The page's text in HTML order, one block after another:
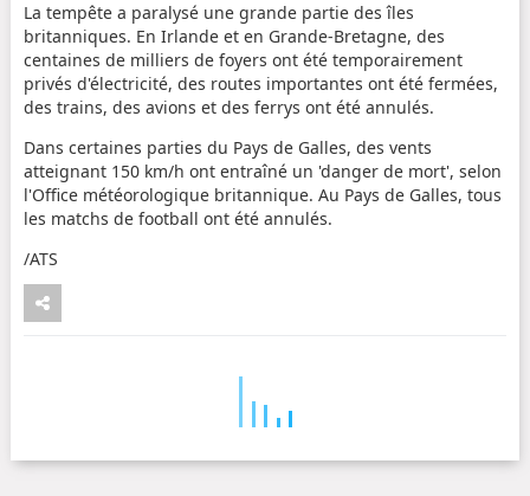
La tempête a paralysé une grande partie des îles
britanniques. En Irlande et en Grande-Bretagne, des
centaines de milliers de foyers ont été temporairement
privés d'électricité, des routes importantes ont été fermées,
des trains, des avions et des ferrys ont été annulés.
Dans certaines parties du Pays de Galles, des vents
atteignant 150 km/h ont entraîné un 'danger de mort', selon
l'Office météorologique britannique. Au Pays de Galles, tous
les matchs de football ont été annulés.
/ATS